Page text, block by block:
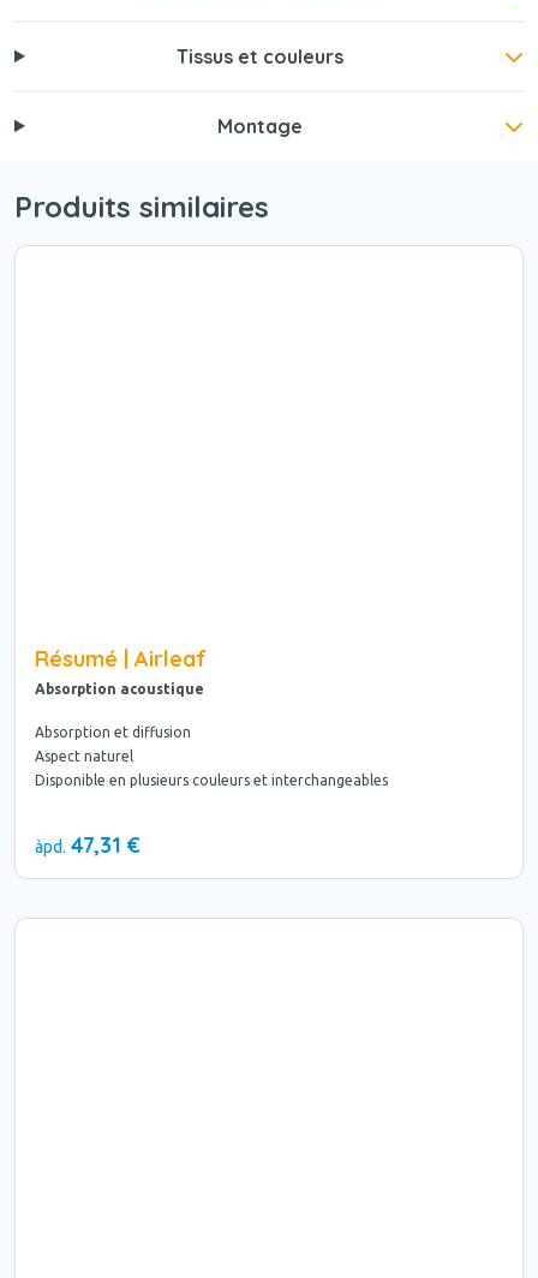
Tissus et couleurs
Montage
Produits similaires
Résumé | Airleaf
Absorption acoustique
Absorption et diffusion
Aspect naturel
Disponible en plusieurs couleurs et interchangeables
àpd. 47,31 €